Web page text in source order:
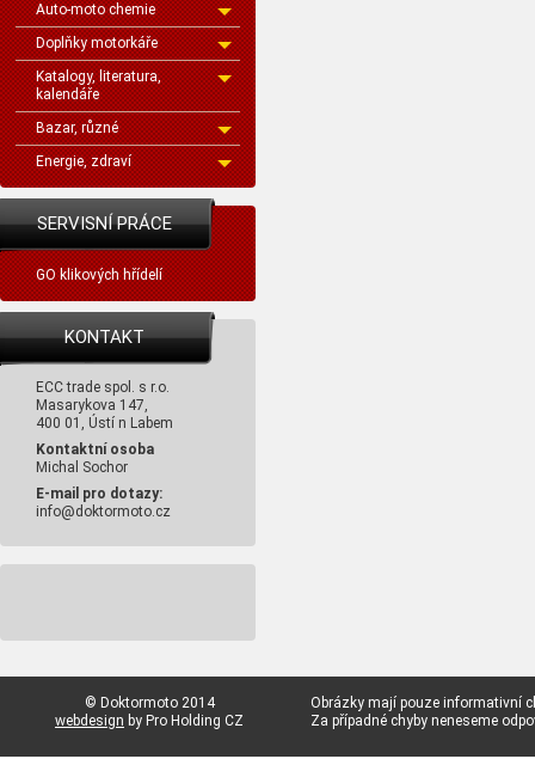
Auto-moto chemie
Doplňky motorkáře
Katalogy, literatura,
kalendáře
Bazar, různé
Energie, zdraví
SERVISNÍ PRÁCE
GO klikových hřídelí
KONTAKT
ECC trade spol. s r.o.
Masarykova 147,
400 01, Ústí n Labem
Kontaktní osoba
Michal Sochor
E-mail pro dotazy:
info@doktormoto.cz
© Doktormoto 2014
webdesign by Pro Holding CZ
Obrázky mají pouze informativní
Za případné chyby neneseme